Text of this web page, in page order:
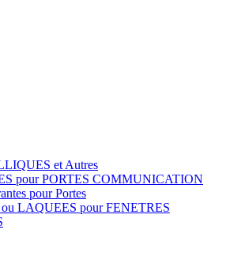
et Autres
pour PORTES COMMUNICATION
pour Portes
LAQUEES pour FENETRES